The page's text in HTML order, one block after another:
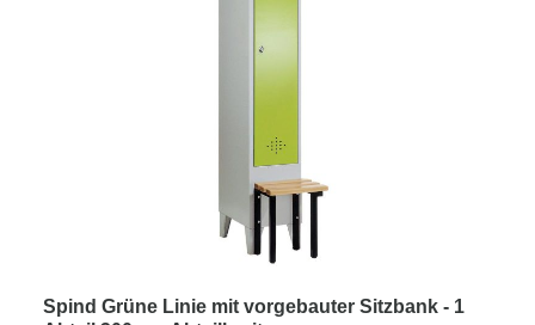
Spind Grüne Linie mit vorgebauter Sitzbank - 1